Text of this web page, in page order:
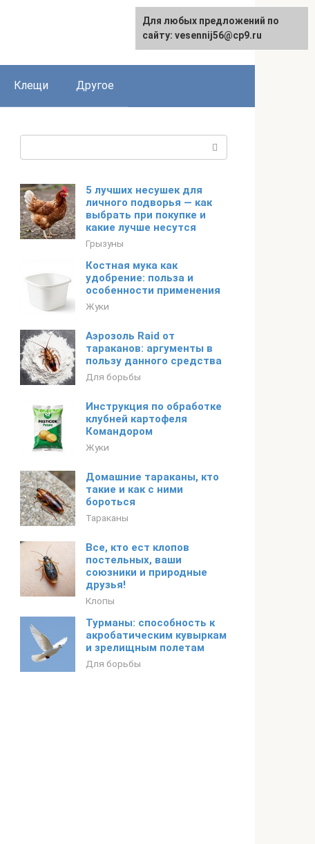
English
Клещи Другое
5 лучших несушек для
личного подворья — как
выбрать при покупке и
какие лучше несутся
Грызуны
Костная мука как
удобрение: польза и
особенности применения
Жуки
Аэрозоль Raid от
тараканов: аргументы в
пользу данного средства
Для борьбы
Инструкция по обработке
клубней картофеля
Командором
Жуки
Домашние тараканы, кто
такие и как с ними
бороться
Тараканы
Все, кто ест клопов
постельных, ваши
союзники и природные
друзья!
Клопы
Турманы: способность к
акробатическим кувыркам
и зрелищным полетам
Для борьбы
Для любых предложений по
сайту: vesennij56@cp9.ru